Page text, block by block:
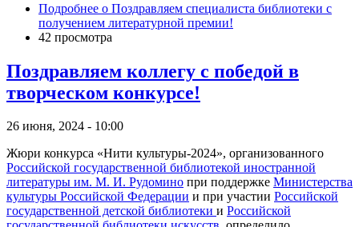
Подробнее о Поздравляем специалиста библиотеки с
получением литературной премии!
42 просмотра
Поздравляем коллегу с победой в
творческом конкурсе!
26 июня, 2024 - 10:00
Жюри конкурса «Нити культуры-2024», организованного
Российской государственной библиотекой иностранной
литературы им. М. И. Рудомино при поддержке Министерства
культуры Российской Федерации и при участии Российской
государственной детской библиотеки и Российской